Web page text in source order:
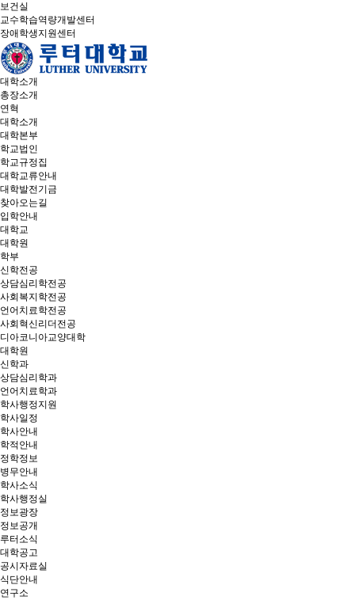
보건실
교수학습역량개발센터
장애학생지원센터
대학소개
총장소개
연혁
대학소개
대학본부
학교법인
학교규정집
대학교류안내
대학발전기금
찾아오는길
입학안내
대학교
대학원
학부
신학전공
상담심리학전공
사회복지학전공
언어치료학전공
사회혁신리더전공
디아코니아교양대학
대학원
신학과
상담심리학과
언어치료학과
학사행정지원
학사일정
학사안내
학적안내
정학정보
병무안내
학사소식
학사행정실
정보광장
정보공개
루터소식
대학공고
공시자료실
식단안내
연구소